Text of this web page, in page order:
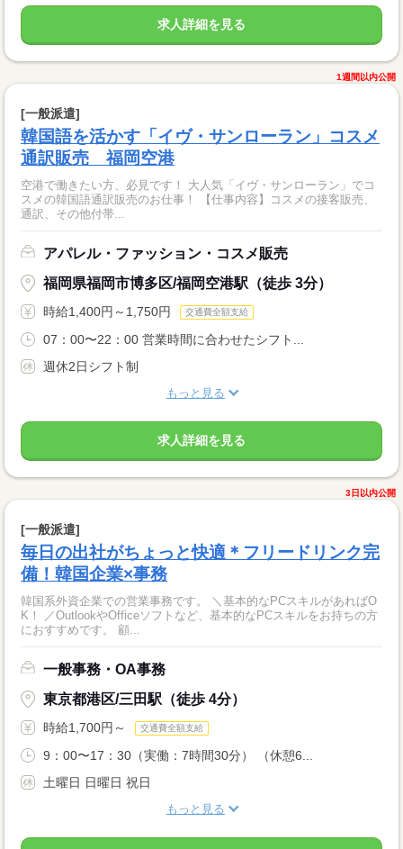
求人詳細を見る
1週間以内公開
[一般派遣]
韓国語を活かす「イヴ・サンローラン」コスメ
通訳販売 福岡空港
空港で働きたい方、必見です！ 大人気「イヴ・サンローラン」でコ
スメの韓国語通訳販売のお仕事！ 【仕事内容】コスメの接客販売、
通訳、その他付帯...
アパレル・ファッション・コスメ販売
福岡県福岡市博多区/福岡空港駅（徒歩 3分）
時給1,400円～1,750円 交通費全額支給
07：00〜22：00 営業時間に合わせたシフト...
週休2日シフト制
もっと見る
求人詳細を見る
3日以内公開
[一般派遣]
毎日の出社がちょっと快適＊フリードリンク完
備！韓国企業×事務
韓国系外資企業での営業事務です。 ＼基本的なPCスキルがあればO
K！ ／OutlookやOfficeソフトなど、基本的なPCスキルをお持ちの方
におすすめです。 顧...
一般事務・OA事務
東京都港区/三田駅（徒歩 4分）
時給1,700円～ 交通費全額支給
9：00〜17：30（実働：7時間30分） （休憩6...
土曜日 日曜日 祝日
もっと見る